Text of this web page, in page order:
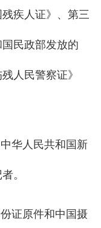
疾人证》、第三
民政部发放的
人民警察证》
华人民共和国新
。
证原件和中国摄